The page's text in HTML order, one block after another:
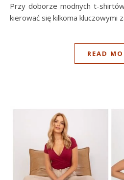
Przy doborze modnych t-
kierować się kilkoma kluczowymi
READ